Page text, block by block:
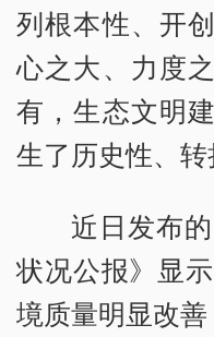
列根本性、开
心之大、力度
有，生态文明
生了历史性、转
近日发布
状况公报》显
境质量明显改